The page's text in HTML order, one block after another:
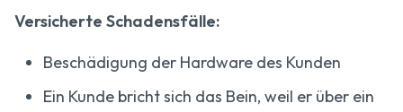
Versicherte Schadensfälle:
Beschädigung der Hardware des Kunden
Ein Kunde bricht sich das Bein, weil er über ein